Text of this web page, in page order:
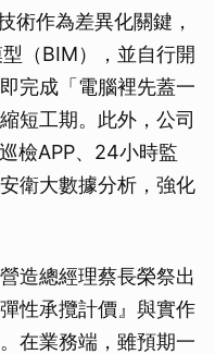
術作為差異化關鍵，
（BIM），並自行開
完成「電腦裡先蓋一
短工期。此外，公司
檢APP、24小時監
衛大數據分析，強化
造總經理蔡長榮祭出
性承攬計價』與實作
在業務端，雖預期一